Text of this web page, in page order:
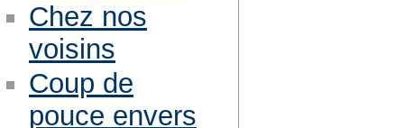
Chez nos
voisins
Coup de
pouce envers